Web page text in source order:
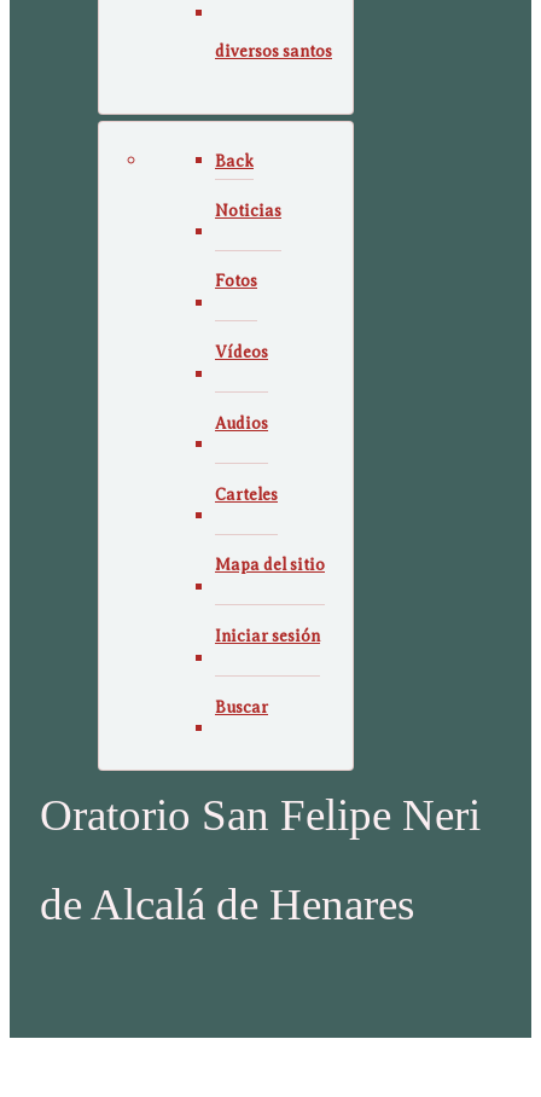
diversos santos
Back
Noticias
Fotos
Vídeos
Audios
Carteles
Mapa del sitio
Iniciar sesión
Buscar
Oratorio San Felipe Neri
de Alcalá de Henares